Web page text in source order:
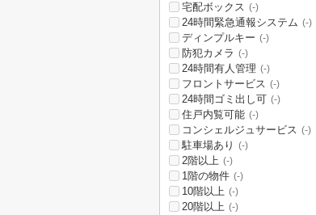
宅配ボックス (-)
24時間緊急通報システム (-)
ディンプルキー (-)
防犯カメラ (-)
24時間有人管理 (-)
フロントサービス (-)
24時間ゴミ出し可 (-)
住戸内覧可能 (-)
コンシェルジュサービス (-)
駐車場あり (-)
2階以上 (-)
1階の物件 (-)
10階以上 (-)
20階以上 (-)